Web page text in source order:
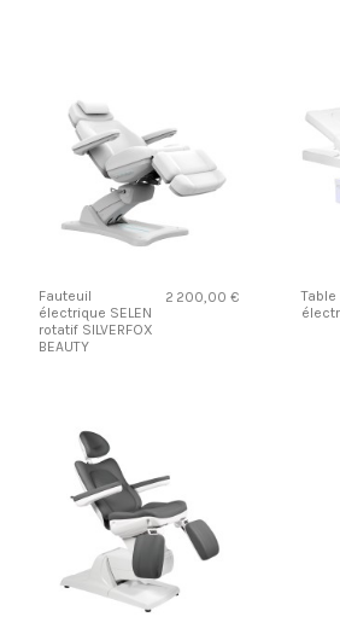
Fauteuil
électrique SELEN
rotatif SILVERFOX
BEAUTY
2 200,00 €
Table